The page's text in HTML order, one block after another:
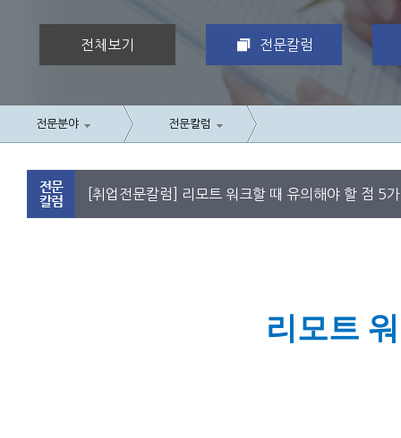
전체보기 전문칼럼
전문분야 전문칼럼
[취업전문칼럼] 리모트 워크할 때 유의해야 할 점 5
리모트